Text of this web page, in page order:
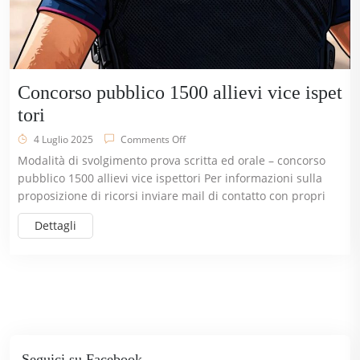
Concorso pubblico 1500 allievi vice ispet
tori
4 Luglio 2025 Comments Off
Modalità di svolgimento prova scritta ed orale – concorso
pubblico 1500 allievi vice ispettori Per informazioni sulla
proposizione di ricorsi inviare mail di contatto con propri
Dettagli